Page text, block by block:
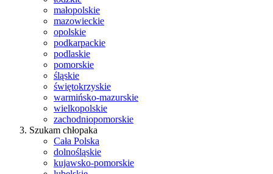
małopolskie
mazowieckie
opolskie
podkarpackie
podlaskie
pomorskie
śląskie
świętokrzyskie
warmińsko-mazurskie
wielkopolskie
zachodniopomorskie
Szukam chłopaka
Cała Polska
dolnośląskie
kujawsko-pomorskie